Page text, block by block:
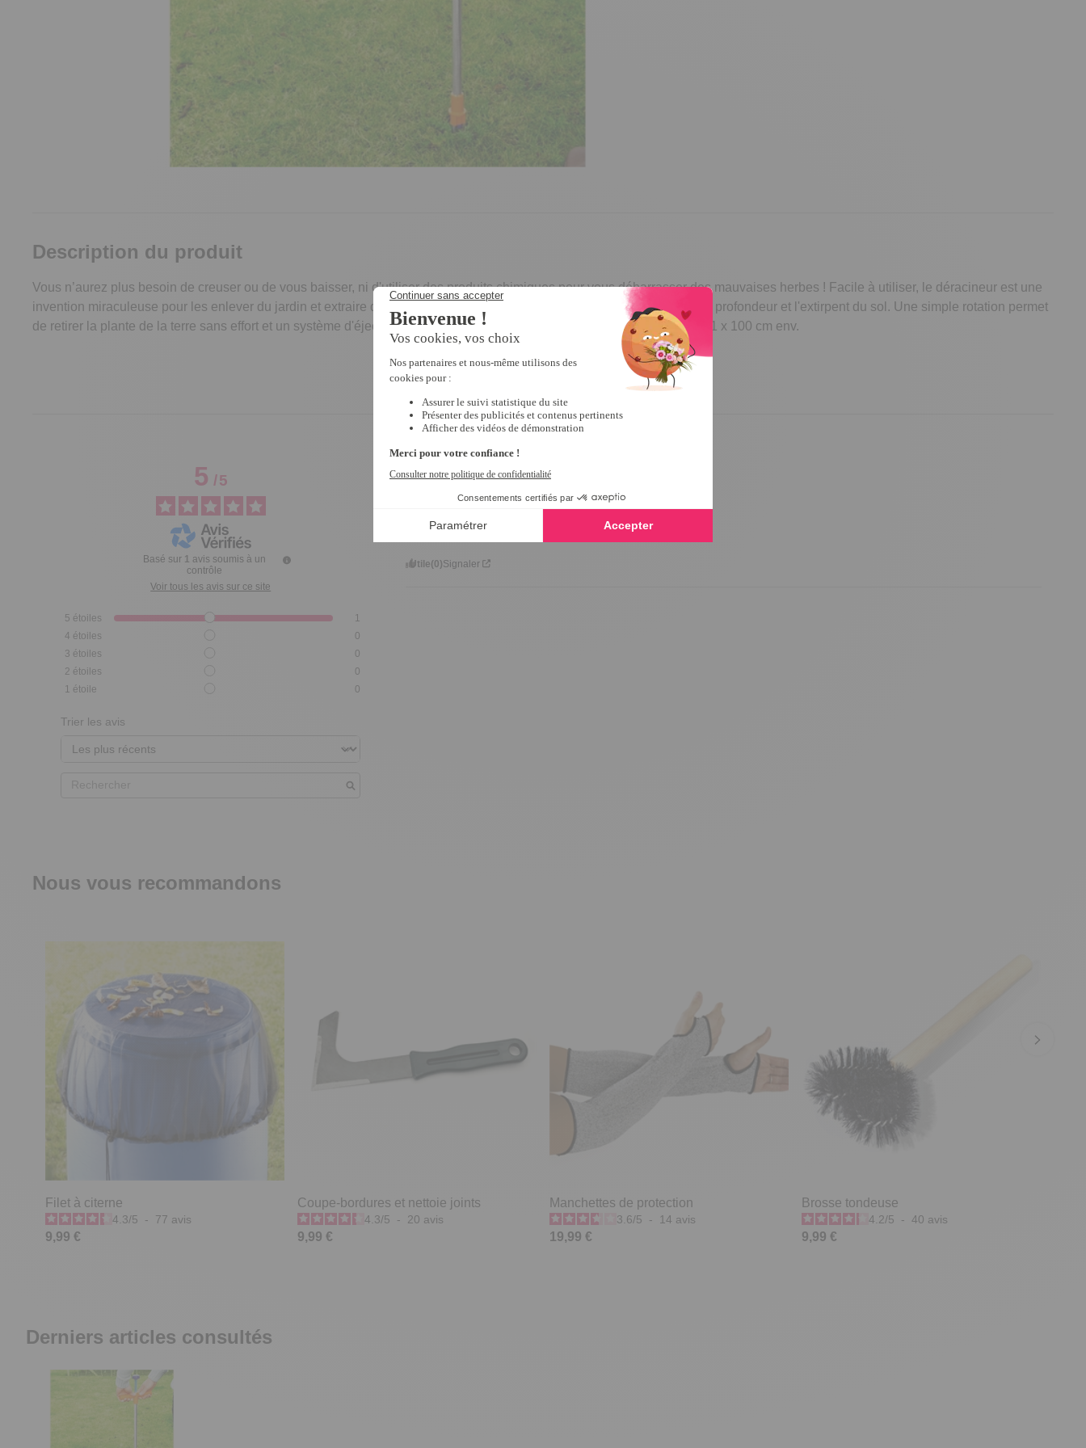
Description du produit
Vous n’aurez plus besoin de creuser ou de vous baisser, ni d'utiliser des produits chimiques pour vous débarrasser des mauvaises herbes ! Facile à utiliser, le déracineur est une
invention miraculeuse pour les enlever du jardin et extraire définitivement leur racine. Ses 3 dents attrapent la racine en profondeur et l'extirpent du sol. Une simple rotation permet
de retirer la plante de la terre sans effort et un système d'éjection permet de la dégager. Aluminium et plastique. Dim. : 21 x 100 cm env.
5/5
Basé sur 1 avis soumis à un
contrôle
Voir tous les avis sur ce site
5 étoiles
1
4 étoiles
0
3 étoiles
0
2 étoiles
0
1 étoile 0
Trier les avis
5/5
Utile(0)Signaler
Nous vous recommandons
Filet à citerne
4.3/5 - 77 avis
9,99 €
Coupe-bordures et nettoie joints
4.3/5 - 20 avis
9,99 €
Manchettes de protection
3.6/5 - 14 avis
19,99 €
Brosse tondeuse
4.2/5 - 40 avis
9,99 €
Derniers articles consultés